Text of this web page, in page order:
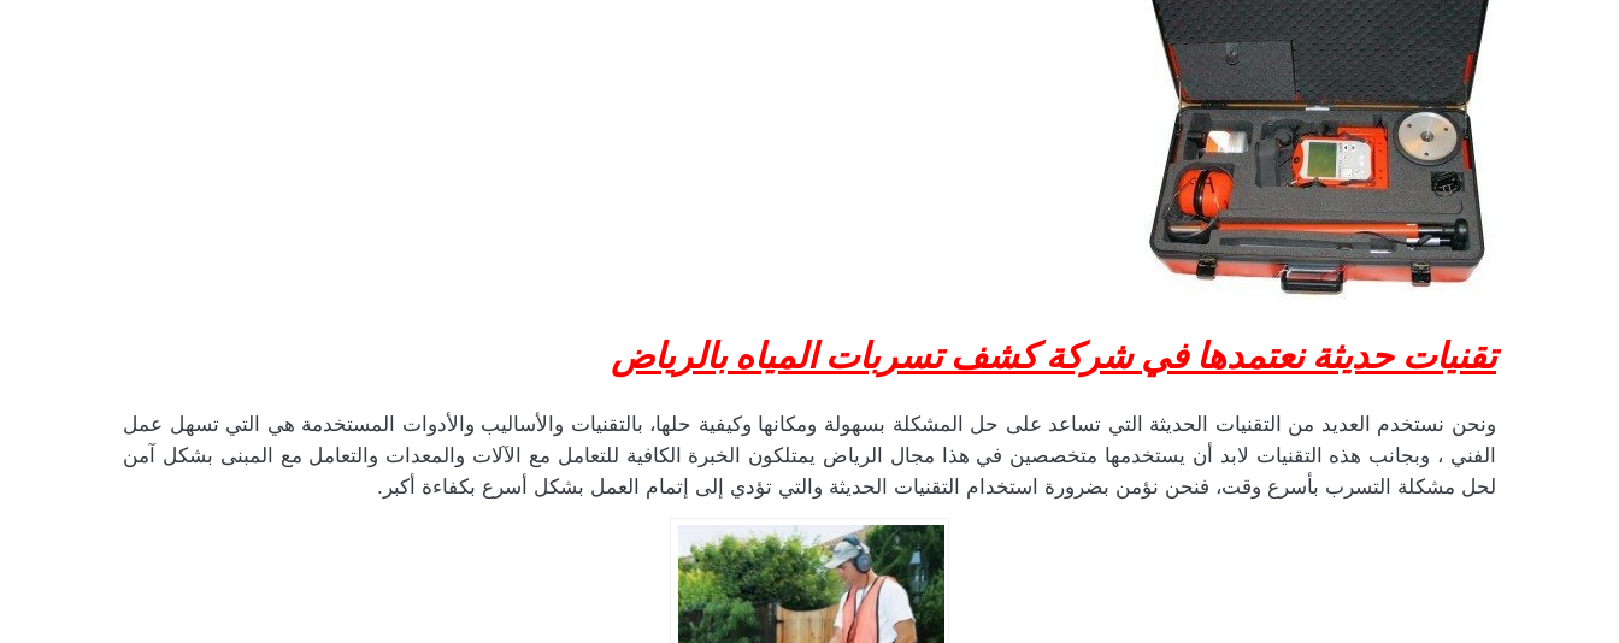
تقنيات حديثة نعتمدها في شركة كشف تسربات المياه بالرياض
ونحن نستخدم العديد من التقنيات الحديثة التي تساعد على حل المشكلة بسهولة ومكانها وكيفية حلها، بالتقنيات والأساليب والأدوات المستخدمة هي التي تسهل عمل
الفني ، وبجانب هذه التقنيات لابد أن يستخدمها متخصصين في هذا مجال الرياض يمتلكون الخبرة الكافية للتعامل مع الآلات والمعدات والتعامل مع المبنى بشكل آمن
لحل مشكلة التسرب بأسرع وقت، فنحن نؤمن بضرورة استخدام التقنيات الحديثة والتي تؤدي إلى إتمام العمل بشكل أسرع بكفاءة أكبر.